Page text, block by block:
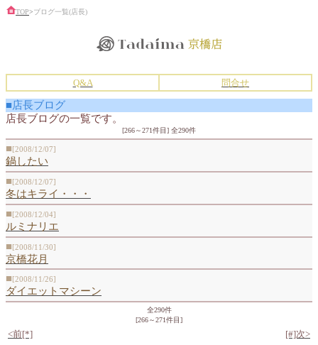
TOP>ブログ一覧(店長)
Q&A 問合せ
■店長ブログ
店長ブログの一覧です。
[266～271件目] 全290件
■[2008/12/07]
鍋したい
■[2008/12/07]
冬はキライ・・・
■[2008/12/04]
ルミナリエ
■[2008/11/30]
京橋花月
■[2008/11/26]
ダイエットマシーン
全290件
[266～271件目]
<前[*] [#]次>